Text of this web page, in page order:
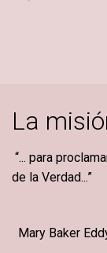
La
“... para
de la Verdad...”
Mary Baker